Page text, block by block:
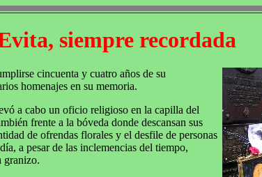
siempre recordada
cincuenta y cuatro años de su
homenajes en su memoria.
a cabo un oficio religioso en la capilla del
frente a la bóveda donde descansan sus
de ofrendas florales y el desfile de personas
a pesar de las inclemencias del tiempo,
granizo.